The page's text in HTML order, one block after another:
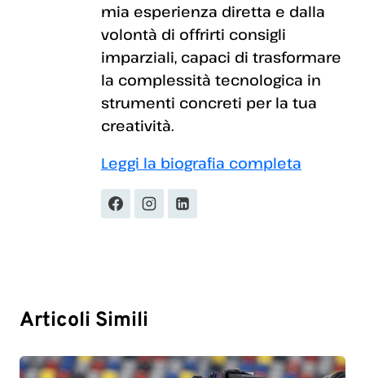
mia esperienza diretta e dalla
volontà di offrirti consigli
imparziali, capaci di trasformare
la complessità tecnologica in
strumenti concreti per la tua
creatività.
Leggi la biografia completa
Articoli Simili